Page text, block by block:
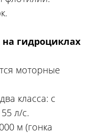
гидроциклах
моторные
класса: с
л/с.
м (гонка